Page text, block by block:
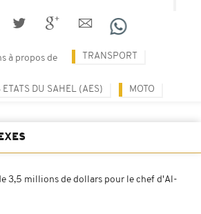
à propos de TRANSPORT
DU SAHEL (AES) MOTO
3,5 millions de dollars pour le chef d'Al-